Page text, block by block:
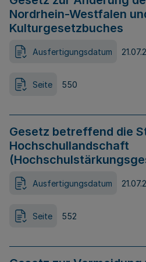
Nordrhein-Westfalen
Kulturgesetzbuches
Ausfertigungsdatum
Seite 550
Gesetz betreffend die
Hochschullandschaft
Ausfertigungsdatum
Seite 552